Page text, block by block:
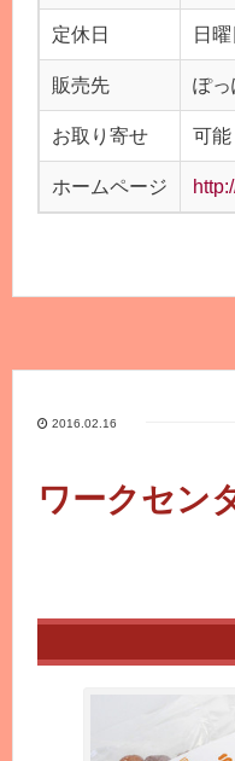
定休日 日曜
販売先 ぽ
お取り寄せ 可能
ホームページ
2016.02.16
ワークセン